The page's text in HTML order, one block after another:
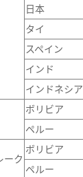
日本
タイ
スペイン
インド
インドネシア
ボリビア
ペルー
ーク
ボリビア
ペルー